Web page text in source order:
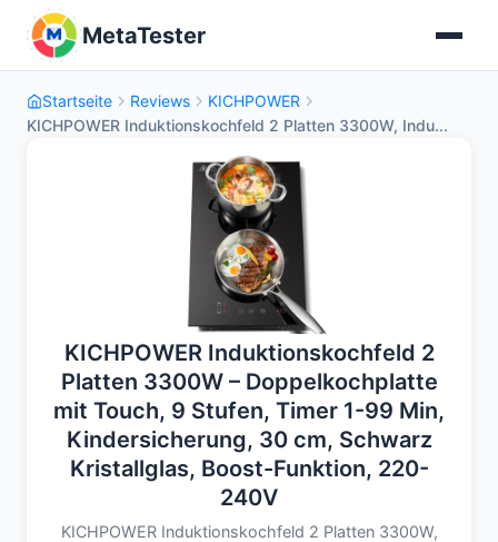
MetaTester
Startseite Reviews
KICHPOWER
KICHPOWER Induktionskochfeld 2 Platten 3300W, Indu...
KICHPOWER Induktionskochfeld 2
Platten 3300W – Doppelkochplatte
mit Touch, 9 Stufen, Timer 1-99 Min,
Kindersicherung, 30 cm, Schwarz
Kristallglas, Boost-Funktion, 220-
240V
KICHPOWER Induktionskochfeld 2 Platten 3300W,